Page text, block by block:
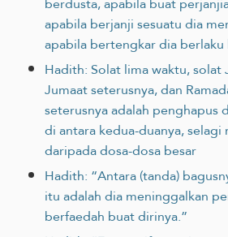
apabila berjanji sesuatu dia
apabila bertengkar dia berlaku
Hadith: Solat lima waktu, solat
Jumaat seterusnya, dan
seterusnya adalah penghapus
di antara kedua-duanya, selagi
daripada dosa-dosa besar
Hadith: “Antara (tanda)
itu adalah dia meninggalkan
berfaedah buat dirinya.”